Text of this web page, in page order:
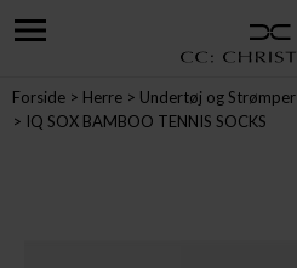
Forside Herre Undertøj og Strømper
IQ SOX BAMBOO TENNIS SOCKS